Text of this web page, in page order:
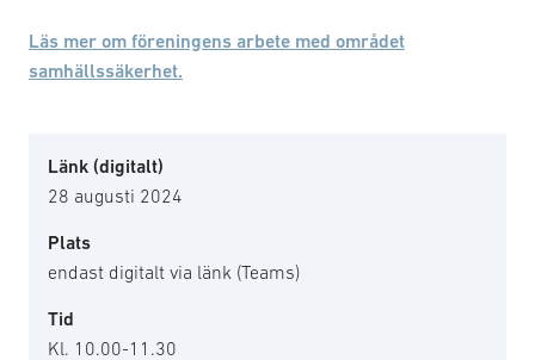
Läs mer om föreningens arbete med området
samhällssäkerhet.
Länk (digitalt)
28 augusti 2024
Plats
endast digitalt via länk (Teams)
Tid
Kl. 10.00-11.30